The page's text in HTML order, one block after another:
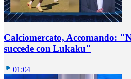
Calciomercato, Accomando:
succede con Lukaku"
01:04